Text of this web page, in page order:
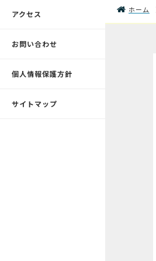
アクセス
お問い合わせ
個人情報保護方針
サイトマップ
ホーム